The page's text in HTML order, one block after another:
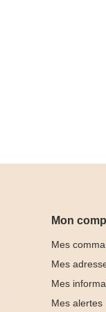
Mon
Mes
Mes
Mes
Mes alertes